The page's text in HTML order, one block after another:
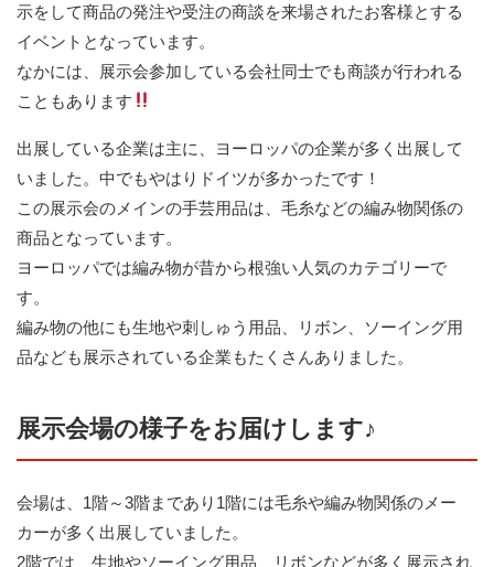
示をして商品の発注や受注の商談を来場されたお客様とする
イベントとなっています。
なかには、展示会参加している会社同士でも商談が行われる
こともあります
出展している企業は主に、ヨーロッパの企業が多く出展して
いました。中でもやはりドイツが多かったです！
この展示会のメインの手芸用品は、毛糸などの編み物関係の
商品となっています。
ヨーロッパでは編み物が昔から根強い人気のカテゴリーで
す。
編み物の他にも生地や刺しゅう用品、リボン、ソーイング用
品なども展示されている企業もたくさんありました。
展示会場の様子をお届けします♪
会場は、1階～3階まであり1階には毛糸や編み物関係のメー
カーが多く出展していました。
2階では、生地やソーイング用品、リボンなどが多く展示され